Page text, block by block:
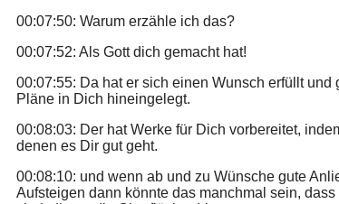
00:07:50: Warum erzähle ich das?
00:07:52: Als Gott dich gemacht hat!
00:07:55: Da hat er sich einen Wunsch erfüllt und
Pläne in Dich hineingelegt.
00:08:03: Der hat Werke für Dich vorbereitet,
denen es Dir gut geht.
00:08:10: und wenn ab und zu Wünsche gute
Aufsteigen dann könnte das manchmal sein,